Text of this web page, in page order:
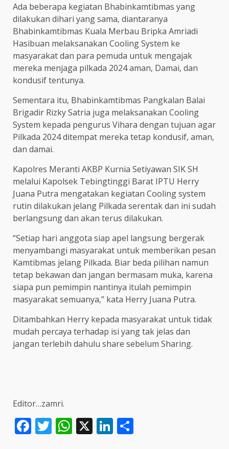
Ada beberapa kegiatan Bhabinkamtibmas yang
dilakukan dihari yang sama, diantaranya
Bhabinkamtibmas Kuala Merbau Bripka Amriadi
Hasibuan melaksanakan Cooling System ke
masyarakat dan para pemuda untuk mengajak
mereka menjaga pilkada 2024 aman, Damai, dan
kondusif tentunya.
Sementara itu, Bhabinkamtibmas Pangkalan Balai
Brigadir Rizky Satria juga melaksanakan Cooling
System kepada pengurus Vihara dengan tujuan agar
Pilkada 2024 ditempat mereka tetap kondusif, aman,
dan damai.
Kapolres Meranti AKBP Kurnia Setiyawan SIK SH
melalui Kapolsek Tebingtinggi Barat IPTU Herry
Juana Putra mengatakan kegiatan Cooling system
rutin dilakukan jelang Pilkada serentak dan ini sudah
berlangsung dan akan terus dilakukan.
“Setiap hari anggota siap apel langsung bergerak
menyambangi masyarakat untuk memberikan pesan
Kamtibmas jelang Pilkada. Biar beda pilihan namun
tetap bekawan dan jangan bermasam muka, karena
siapa pun pemimpin nantinya itulah pemimpin
masyarakat semuanya,” kata Herry Juana Putra.
Ditambahkan Herry kepada masyarakat untuk tidak
mudah percaya terhadap isi yang tak jelas dan
jangan terlebih dahulu share sebelum Sharing.
Editor…zamri.
Facebook
Twitter
WhatsApp
X LinkedIn